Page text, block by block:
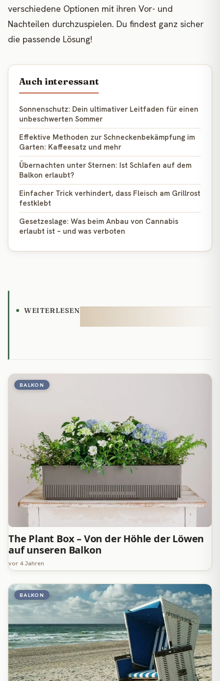
verschiedene Optionen mit ihren Vor- und
Nachteilen durchzuspielen. Du findest ganz sicher
die passende Lösung!
Auch interessant
Sonnenschutz: Dein ultimativer Leitfaden für einen
unbeschwerten Sommer
Effektive Methoden zur Schneckenbekämpfung im
Garten: Kaffeesatz und mehr
Übernachten unter Sternen: Ist Schlafen auf dem
Balkon erlaubt?
Einfacher Trick verhindert, dass Fleisch am Grillrost
festklebt
Gesetzeslage: Was beim Anbau von Cannabis
erlaubt ist – und was verboten
WEITERLESEN
BALKON
The Plant Box – Von der Höhle der Löwen
auf unseren Balkon
vor 4 Jahren
BALKON